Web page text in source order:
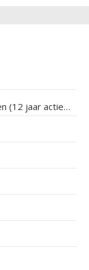
Nee, in 2025 gesloten (12 jaar actief geweest)